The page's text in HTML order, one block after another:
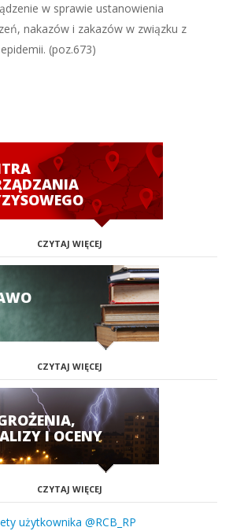
w sprawie ustanowienia
nakazów i zakazów w związku z
(poz.673)
CZYTAJ WIĘCEJ
CZYTAJ WIĘCEJ
I OCENY
CZYTAJ WIĘCEJ
użytkownika @RCB_RP